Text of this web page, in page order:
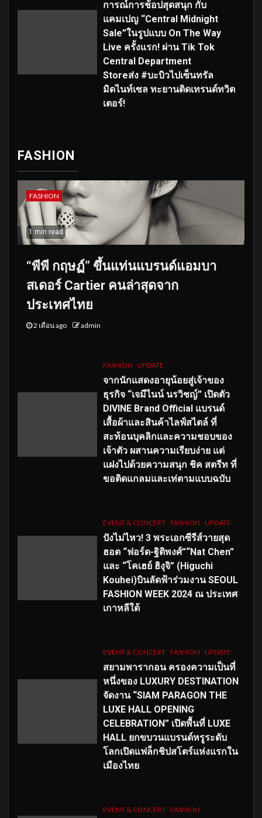
การณ์การช้อปสุดสนุก กับ
แคมเปญ “Central Midnight
Sale”ในรูปแบบ On The Way
Live ครั้งแรก! ผ่าน Tik Tok
Central Department
Storeส่ง #บะบิวไปเซ็นทรัล
มิดไนท์เซล ทะยานติดเทรนด์ทวิต
เตอร์!
FASHION
FASHION
1 min read
“พีพี กฤษฏ์” ขึ้นแท่นแบรนด์แอมบา
สเดอร์ Cartier คนล่าสุดจาก
ประเทศไทย
2 เดือน ago admin
FASHION UPDATE
จากนักแสดงอายุน้อยสู่เจ้าของ
ธุรกิจ “เจมีไนน์ นรวิชญ์” เปิดตัว
DIVINE Brand Official แบรนด์
เสื้อผ้าและสินค้าไลฟ์สไตล์ ที่
สะท้อนบุคลิกและความชอบของ
เจ้าตัว ผสานความเรียบง่าย แต่
แฝงไปด้วยความสนุก ชิค สตรีท ที่
ขอติดแกลมและเท่ตามแบบฉบับ
EVENT & CONCERT FASHION UPDATE
ปังไม่ไหว! 3 พระเอกซีรีส์วายสุด
ฮอต “ฟอร์ด-ฐิติพงศ์”“Nat Chen”
และ “โคเฮย์ ฮิงุจิ” (Higuchi
Kouhei)บินลัดฟ้าร่วมงาน SEOUL
FASHION WEEK 2024 ณ ประเทศ
เกาหลีใต้
EVENT & CONCERT FASHION UPDATE
สยามพารากอน ครองความเป็นที่
หนึ่งของ LUXURY DESTINATION
จัดงาน “SIAM PARAGON THE
LUXE HALL OPENING
CELEBRATION” เปิดพื้นที่ LUXE
HALL ยกขบวนแบรนด์หรูระดับ
โลกเปิดแฟล็กชิปสโตร์แห่งแรกใน
เมืองไทย
EVENT & CONCERT FASHION